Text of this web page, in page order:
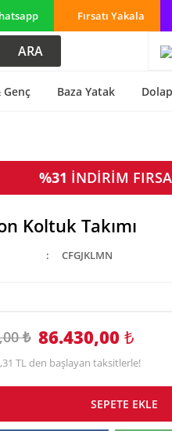
Fırsatı Yakala
ARA
Genç Baza Yatak
%31 İNDİRİM
Koltuk Takımı
CFGJKLMN
₺ 86.430,00 ₺
TL den başlayan taksitlerle!
SEPETE EKLE